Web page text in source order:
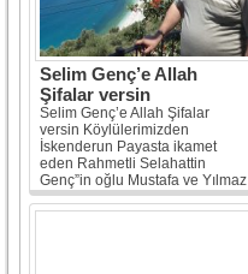
Selim Genç’e Allah
Şifalar versin
Selim Genç’e Allah Şifalar
versin Köylülerimizden
İskenderun Payasta ikamet
eden Rahmetli Selahattin
Genç”in oğlu Mustafa ve Yılmaz
Genç’ın...[Devamı]